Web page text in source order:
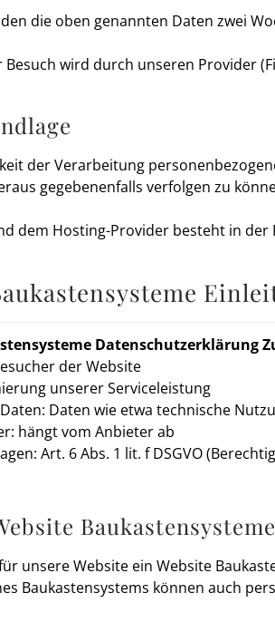
die oben genannten Daten zwei
Besuch wird durch unseren Provider
der Verarbeitung
gegebenenfalls verfolgen zu
dem Hosting-Provider besteht in
Datenschutzerklärung
der Website
unserer Serviceleistung
Daten wie etwa technische
hängt vom Anbieter ab
Art. 6 Abs. 1 lit. f DSGVO
unsere Website ein Website
Baukastensystems können auch